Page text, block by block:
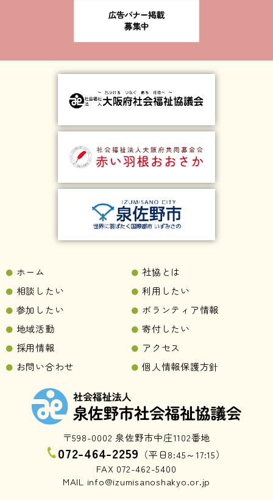
〒598-0002 泉佐野市中庄1102番地
072-464-2259 （平日8:45～17:15）
FAX 072-462-5400
MAIL info@izumisanoshakyo.or.jp
ホーム
社協とは
相談したい
利用したい
参加したい
ボランティア情報
地域活動
寄付したい
採用情報
アクセス
お問い合わせ
個人情報保護方針